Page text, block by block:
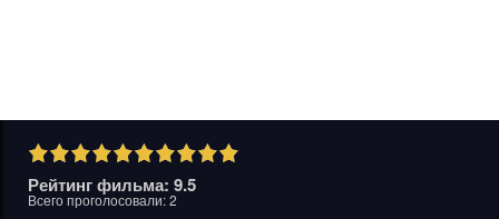
Рейтинг фильма: 9.5
Всего проголосовали:2